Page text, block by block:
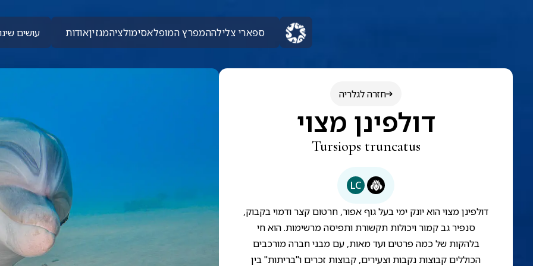
ספארי צלילההמפרץ המופלאסימולציהמגזיןאודות עושים
חזרה לגלריה
דולפינן מצוי
Tursiops truncatus
LC
דולפינן מצוי הוא יונק ימי בעל גוף אפור, חרטום קצר ודמוי בקבוק,
סנפיר גב קמור ויכולות תקשורת ותפיסה מרשימות. הוא חי
בלהקות של כמה פרטים ועד מאות, עם מבני חברה מורכבים
הכוללים קבוצות נקבות וצעירים, קבוצות זכרים ו"בריתות" בין